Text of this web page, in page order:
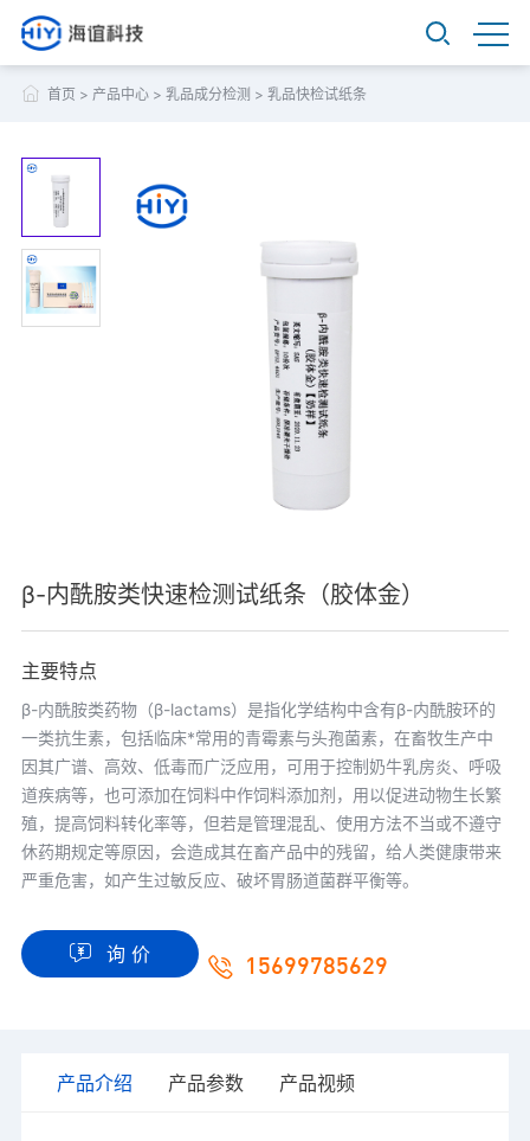
首页 > 产品中心> 乳品成分检测 > 乳品快检试纸条
β-内酰胺类快速检测试纸条（胶体金）
主要特点
β-内酰胺类药物（β-lactams）是指化学结构中含有β-内酰胺环的
一类抗生素，包括临床*常用的青霉素与头孢菌素，在畜牧生产中
因其广谱、高效、低毒而广泛应用，可用于控制奶牛乳房炎、呼吸
道疾病等，也可添加在饲料中作饲料添加剂，用以促进动物生长繁
殖，提高饲料转化率等，但若是管理混乱、使用方法不当或不遵守
休药期规定等原因，会造成其在畜产品中的残留，给人类健康带来
严重危害，如产生过敏反应、破坏胃肠道菌群平衡等。
询 价 15699785629
产品介绍 产品参数 产品视频